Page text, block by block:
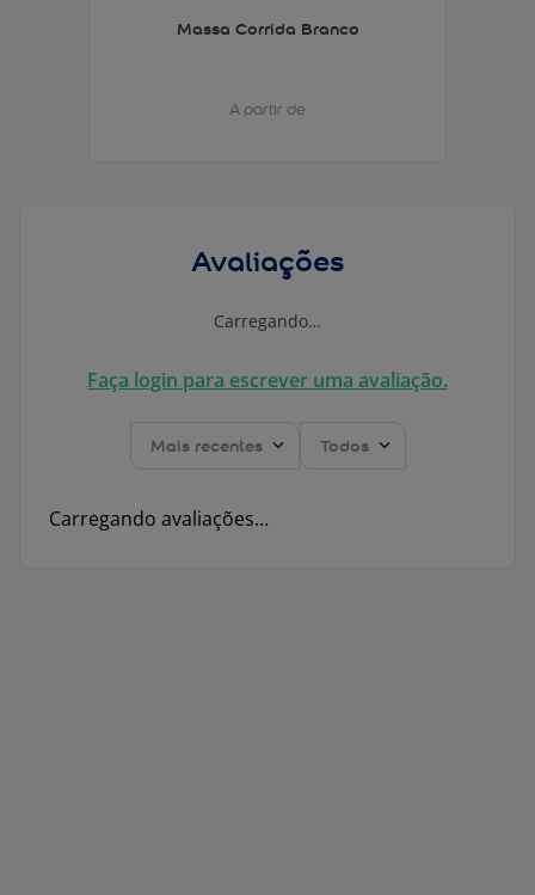
Massa Corrida Branco
A partir de
Avaliações
Carregando…
Faça login para escrever uma avaliação.
Mais recentes Todos
Carregando avaliações…